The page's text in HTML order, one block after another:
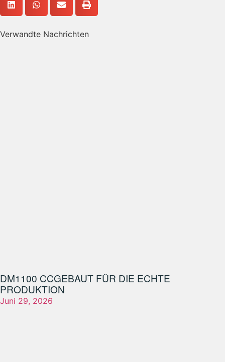
Verwandte Nachrichten
DM1100 CCGEBAUT FÜR DIE ECHTE
PRODUKTION
Juni 29, 2026